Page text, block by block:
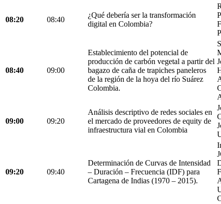
08:20 08:40
¿Qué debería ser la transformación
digital en Colombia?
08:40 09:00
Establecimiento del potencial de
producción de carbón vegetal a partir del
bagazo de caña de trapiches paneleros
de la región de la hoya del río Suárez
Colombia.
09:00 09:20
Análisis descriptivo de redes sociales en
el mercado de proveedores de equity de
infraestructura vial en Colombia
09:20 09:40
Determinación de Curvas de Intensidad
– Duración – Frecuencia (IDF) para
Cartagena de Indias (1970 – 2015).